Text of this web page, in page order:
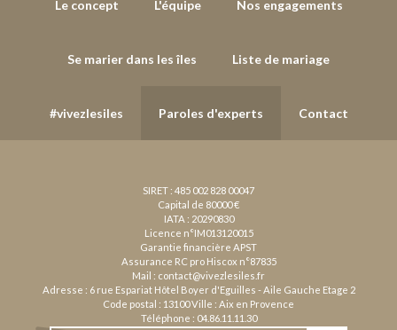
Le concept L'équipe Nos engagements
Se marier dans les îles Liste de mariage
#vivezlesiles Paroles d'experts Contact
SIRET : 485 002 828 00047
Capital de 80000 €
IATA : 20290830
Licence n°IM013120015
Garantie financière APST
Assurance RC pro Hiscox n°87835
Mail : contact@vivezlesiles.fr
Adresse : 6 rue Espariat Hôtel Boyer d'Eguilles - Aile Gauche Etage 2
Code postal : 13100 Ville : Aix en Provence
Téléphone : 04.86.11.11.30